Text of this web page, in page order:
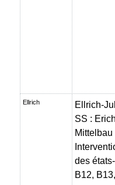
Ellrich
Ellrich-
SS :
Mittelbau
des
B12,